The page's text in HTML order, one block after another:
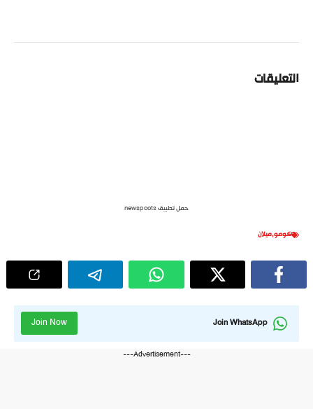
التعليقات
حمل تطبيق newspoots
كومو,ميلان
Join WhatsApp
Join Now
---Advertisement---